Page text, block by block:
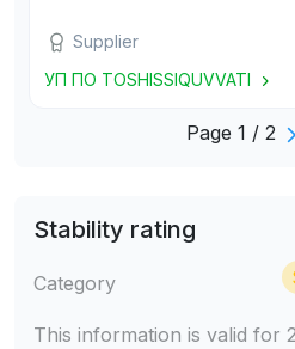
Supplier
УП ПО ТOSHISSIQUVVATI
Page 1 / 2
Stability rating
Category
This information is valid for